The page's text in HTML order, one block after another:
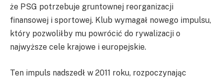
że PSG potrzebuje gruntownej reorganizacji
finansowej i sportowej. Klub wymagał nowego impulsu,
który pozwoliłby mu powrócić do rywalizacji o
najwyższe cele krajowe i europejskie.
Ten impuls nadszedł w 2011 roku, rozpoczynając